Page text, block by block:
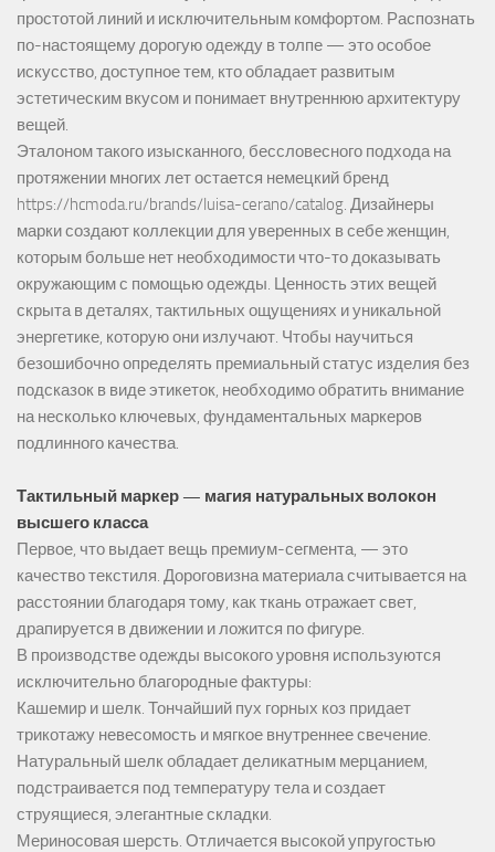
простотой линий и исключительным комфортом. Распознать
по-настоящему дорогую одежду в толпе — это особое
искусство, доступное тем, кто обладает развитым
эстетическим вкусом и понимает внутреннюю архитектуру
вещей.
Эталоном такого изысканного, бессловесного подхода на
протяжении многих лет остается немецкий бренд
https://hcmoda.ru/brands/luisa-cerano/catalog. Дизайнеры
марки создают коллекции для уверенных в себе женщин,
которым больше нет необходимости что-то доказывать
окружающим с помощью одежды. Ценность этих вещей
скрыта в деталях, тактильных ощущениях и уникальной
энергетике, которую они излучают. Чтобы научиться
безошибочно определять премиальный статус изделия без
подсказок в виде этикеток, необходимо обратить внимание
на несколько ключевых, фундаментальных маркеров
подлинного качества.
Тактильный маркер — магия натуральных волокон
высшего класса
Первое, что выдает вещь премиум-сегмента, — это
качество текстиля. Дороговизна материала считывается на
расстоянии благодаря тому, как ткань отражает свет,
драпируется в движении и ложится по фигуре.
В производстве одежды высокого уровня используются
исключительно благородные фактуры:
Кашемир и шелк. Тончайший пух горных коз придает
трикотажу невесомость и мягкое внутреннее свечение.
Натуральный шелк обладает деликатным мерцанием,
подстраивается под температуру тела и создает
струящиеся, элегантные складки.
Мериносовая шерсть. Отличается высокой упругостью